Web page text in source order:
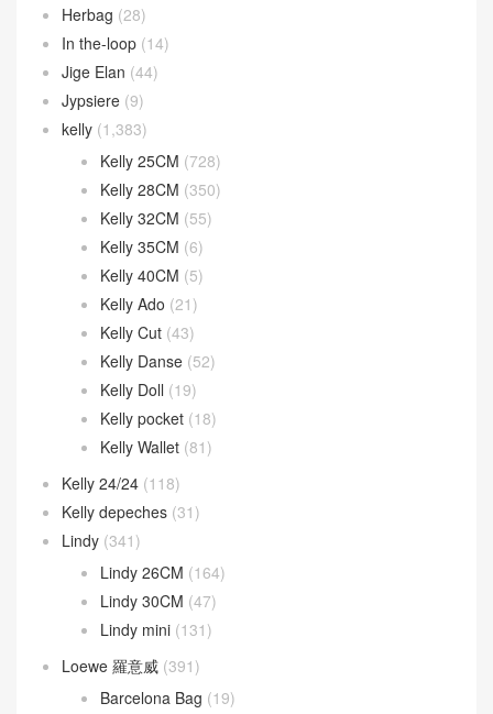
Herbag (28)
In the-loop (14)
Jige Elan (44)
Jypsiere (9)
kelly (1,383)
Kelly 25CM (728)
Kelly 28CM (350)
Kelly 32CM (55)
Kelly 35CM (6)
Kelly 40CM (5)
Kelly Ado (21)
Kelly Cut (43)
Kelly Danse (52)
Kelly Doll (19)
Kelly pocket (18)
Kelly Wallet (81)
Kelly 24/24 (118)
Kelly depeches (31)
Lindy (341)
Lindy 26CM (164)
Lindy 30CM (47)
Lindy mini (131)
Loewe 羅意威 (391)
Barcelona Bag (19)